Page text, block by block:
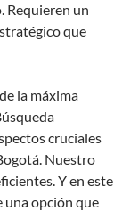
Requieren un
que
la máxima
cruciales
Nuestro
Y en este
una opción que